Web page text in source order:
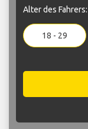
Alter des Fahrers:
18 - 29